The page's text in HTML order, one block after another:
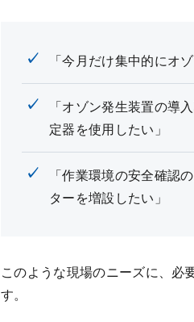
「今月だけ集中的にオ
「オゾン発生装置の導
定器を使用したい」
「作業環境の安全確認
ターを増設したい」
このような現場のニーズに、必
す。